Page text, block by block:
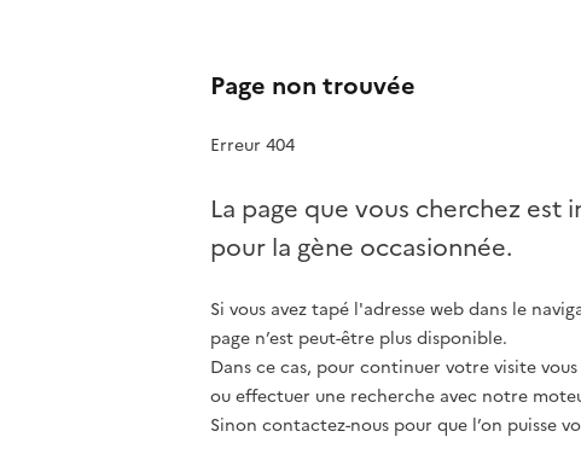
Page non trouvée
Erreur 404
La page que vous cherchez est
pour la gène occasionnée.
Si vous avez tapé l'adresse web dans le
page n’est peut-être plus disponible.
Dans ce cas, pour continuer votre visite
ou effectuer une recherche avec notre
Sinon contactez-nous pour que l’on puisse